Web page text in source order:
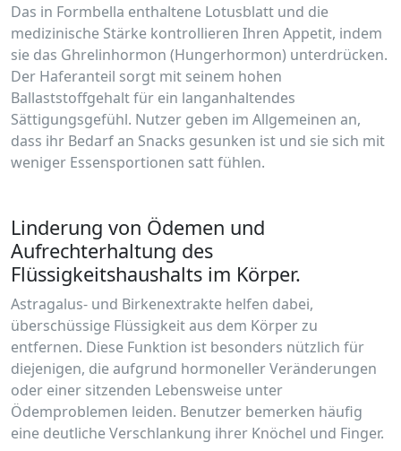
Das in Formbella enthaltene Lotusblatt und die
medizinische Stärke kontrollieren Ihren Appetit, indem
sie das Ghrelinhormon (Hungerhormon) unterdrücken.
Der Haferanteil sorgt mit seinem hohen
Ballaststoffgehalt für ein langanhaltendes
Sättigungsgefühl. Nutzer geben im Allgemeinen an,
dass ihr Bedarf an Snacks gesunken ist und sie sich mit
weniger Essensportionen satt fühlen.
Linderung von Ödemen und
Aufrechterhaltung des
Flüssigkeitshaushalts im Körper.
Astragalus- und Birkenextrakte helfen dabei,
überschüssige Flüssigkeit aus dem Körper zu
entfernen. Diese Funktion ist besonders nützlich für
diejenigen, die aufgrund hormoneller Veränderungen
oder einer sitzenden Lebensweise unter
Ödemproblemen leiden. Benutzer bemerken häufig
eine deutliche Verschlankung ihrer Knöchel und Finger.